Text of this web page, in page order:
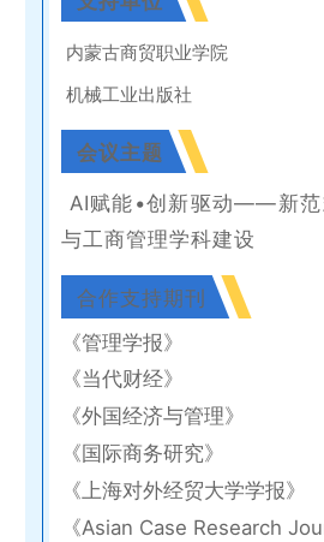
内蒙古商贸职业学院
机械工业出版社
会议主题
AI赋能•创新驱动——新范
与工商管理学科建设
合作支持期刊
《管理学报》
《当代财经》
《外国经济与管理》
《国际商务研究》
《上海对外经贸大学学报》
《Asian Case Research